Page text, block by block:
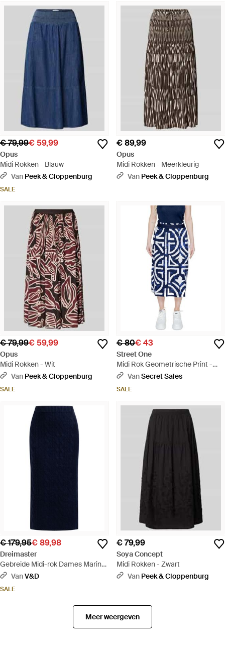
€ 79,99€ 59,99
Opus
Midi Rokken - Blauw
Van Peek & Cloppenburg
SALE
€ 89,99
Opus
Midi Rokken - Meerkleurig
Van Peek & Cloppenburg
€ 79,99€ 59,99
Opus
Midi Rokken - Wit
Van Peek & Cloppenburg
SALE
€ 80€ 43
Street One
Midi Rok Geometrische Print -
Blauw
VanSecret Sales
SALE
€ 179,95€ 89,98
Dreimaster
Gebreide Midi-rok Dames Marine
- Blauw
VanV&D
SALE
€ 79,99
Soya Concept
Midi Rokken - Zwart
Van Peek & Cloppenburg
Meer weergeven